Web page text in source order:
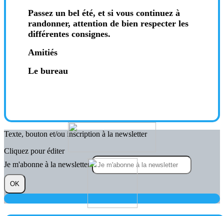
Texte, bouton et/ou inscription à la newsletter
Cliquez pour éditer
Je m'abonne à la newsletter
OK
Passez un bel été, et si vous continuez à
randonner, attention de bien respecter les
différentes consignes.
Amitiés
Le bureau